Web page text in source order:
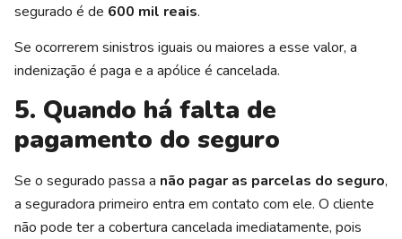
segurado é de 600 mil reais.
Se ocorrerem sinistros iguais ou maiores a esse valor, a
indenização é paga e a apólice é cancelada.
5. Quando há falta de
pagamento do seguro
Se o segurado passa a não pagar as parcelas do seguro,
a seguradora primeiro entra em contato com ele. O cliente
não pode ter a cobertura cancelada imediatamente, pois